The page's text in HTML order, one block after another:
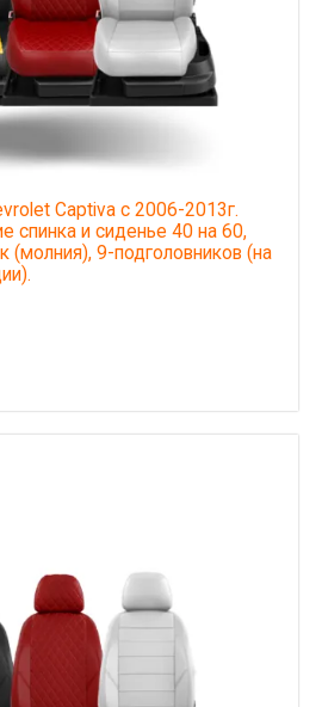
Captiva с 2006-2013г.
спинка и сиденье 40 на 60,
(молния), 9-подголовников (на